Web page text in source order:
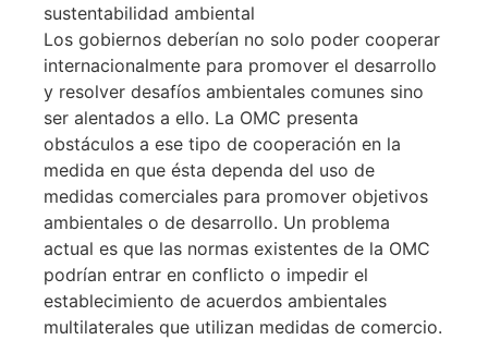
sustentabilidad ambiental
Los gobiernos deberían no solo poder cooperar
internacionalmente para promover el desarrollo
y resolver desafíos ambientales comunes sino
ser alentados a ello. La OMC presenta
obstáculos a ese tipo de cooperación en la
medida en que ésta dependa del uso de
medidas comerciales para promover objetivos
ambientales o de desarrollo. Un problema
actual es que las normas existentes de la OMC
podrían entrar en conflicto o impedir el
establecimiento de acuerdos ambientales
multilaterales que utilizan medidas de comercio.